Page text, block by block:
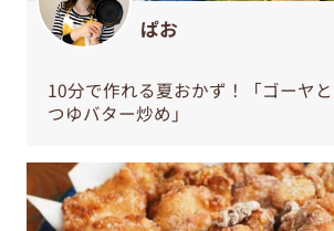
ぱお
10分で作れる夏おかず！「ゴーヤ
つゆバター炒め」